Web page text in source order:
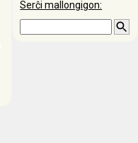
Serĉi mallongigon: